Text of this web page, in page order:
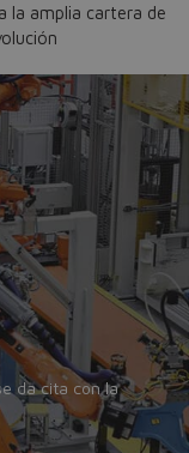
la amplia cartera de
da cita con la